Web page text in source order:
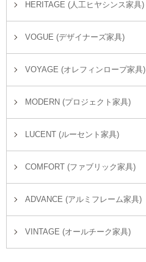
HERITAGE (人工ヒヤシンス家具)
VOGUE (デザイナーズ家具)
VOYAGE (オレフィンロープ家具)
MODERN (プロジェクト家具)
LUCENT (ルーセント家具)
COMFORT (ファブリック家具)
ADVANCE (アルミフレーム家具)
VINTAGE (オールチーク家具)